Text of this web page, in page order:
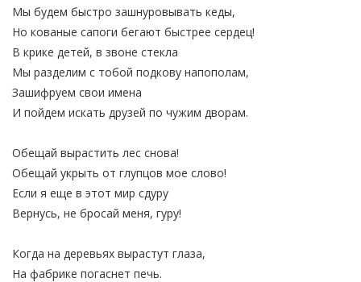
Мы будем быстро зашнуровывать кеды,
Но кованые сапоги бегают быстрее сердец!
В крике детей, в звоне стекла
Мы разделим с тобой подкову напополам,
Зашифруем свои имена
И пойдем искать друзей по чужим дворам.
Обещай вырастить лес снова!
Обещай укрыть от глупцов мое слово!
Если я еще в этот мир сдуру
Вернусь, не бросай меня, гуру!
Когда на деревьях вырастут глаза,
На фабрике погаснет печь.